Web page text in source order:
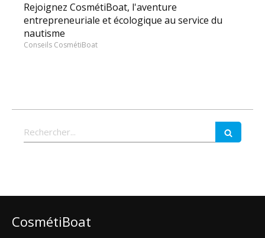
Rejoignez CosmétiBoat, l'aventure
entrepreneuriale et écologique au service du
nautisme
Conseils CosmétiBoat
Rechercher
CosmétiBoat